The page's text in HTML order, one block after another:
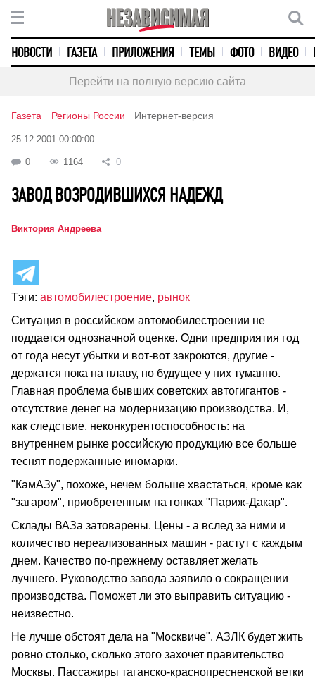
НОВОСТИ ГАЗЕТА ПРИЛОЖЕНИЯ ТЕМЫ ФОТО ВИДЕО
Перейти на полную версию сайта
Газета Регионы России Интернет-версия
25.12.2001 00:00:00
0 1164 0
ЗАВОД ВОЗРОДИВШИХСЯ НАДЕЖД
Виктория Андреева
Тэги: автомобилестроение, рынок
Ситуация в российском автомобилестроении не
поддается однозначной оценке. Одни предприятия год
от года несут убытки и вот-вот закроются, другие -
держатся пока на плаву, но будущее у них туманно.
Главная проблема бывших советских автогигантов -
отсутствие денег на модернизацию производства. И,
как следствие, неконкурентоспособность: на
внутреннем рынке российскую продукцию все больше
теснят подержанные иномарки.
"КамАЗу", похоже, нечем больше хвастаться, кроме как
"загаром", приобретенным на гонках "Париж-Дакар".
Склады ВАЗа затоварены. Цены - а вслед за ними и
количество нереализованных машин - растут с каждым
днем. Качество по-прежнему оставляет желать
лучшего. Руководство завода заявило о сокращении
производства. Поможет ли это выправить ситуацию -
неизвестно.
Не лучше обстоят дела на "Москвиче". АЗЛК будет жить
ровно столько, сколько этого захочет правительство
Москвы. Пассажиры таганско-краснопресненской ветки